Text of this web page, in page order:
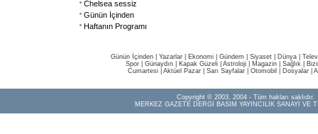
Chelsea sessiz
Günün İçinden
Haftanın Programı
Günün İçinden Yazarlar Ekonomi Gündem Siyaset Dünya |
Spor
Günaydın Kapak Güzeli Astroloji Magazin Sağlık
Cumartesi| Aktüel Pazar| Sarı Sayfalar| Otomobil Dosyalar|
Copyright © 2003, 2004 - Tüm hakları saklıdır.
MERKEZ GAZETE DERGİ BASIM YAYINCILIK SANAYİ VE